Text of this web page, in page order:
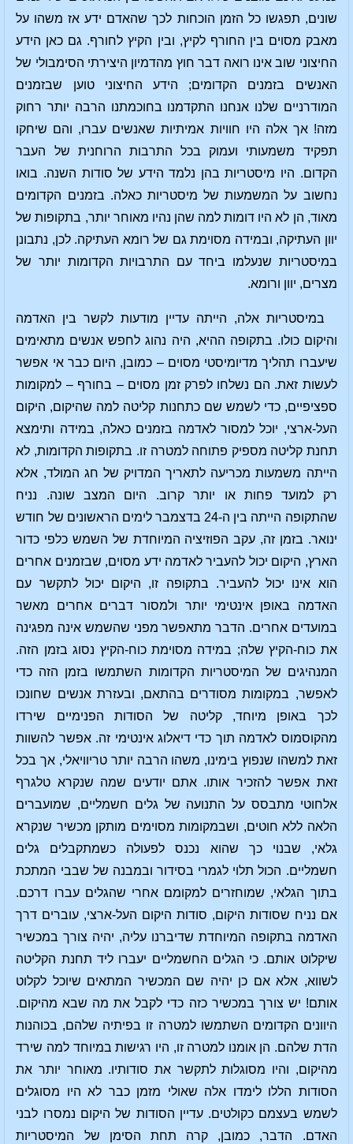
שונים, תפגשו כל הזמן הוכחות לכך שהאדם ידע אז משהו על
מאבק מסוים בין החורף לקיץ, ובין הקיץ לחורף. גם כאן הידע
החיצוני שוב אינו רואה דבר חוץ מהדמיון היצירתי הסימבולי של
האנשים בזמנים הקדומים; הידע החיצוני טוען שבזמנים
המודרניים שלנו אנחנו התקדמנו בחוכמתנו הרבה יותר רחוק
מזה! אך אלה היו חוויות אמיתיות שאנשים עברו, והם שיחקו
תפקיד משמעותי ועמוק בכל התרבות הרוחנית של העבר
הקדום. היו מיסטריות בהן נלמד הידע של סודות השנה. בואו
נחשוב על המשמעות של מיסטריות כאלה. בזמנים הקדומים
מאוד, הן לא היו דומות למה שהן נהיו מאוחר יותר, בתקופות של
יוון העתיקה, ובמידה מסוימת גם של רומא העתיקה. לכן, נתבונן
במיסטריות שנעלמו ביחד עם התרבויות הקדומות יותר של
מצרים, יוון ורומא.
במיסטריות אלה, הייתה עדיין מודעות לקשר בין האדמה
והיקום כולו. בתקופה ההיא, היה נהוג לחפש אנשים מתאימים
שיעברו תהליך מדיומיסטי מסוים – כמובן, היום כבר אי אפשר
לעשות זאת. הם נשלחו לפרק זמן מסוים – בחורף – למקומות
ספציפיים, כדי לשמש שם כתחנות קליטה למה שהיקום, היקום
העל-ארצי, יוכל למסור לאדמה בזמנים כאלה, במידה ותימצא
תחנת קליטה מספיק פתוחה למטרה זו. בתקופות הקדומות, לא
הייתה משמעות מכריעה לתאריך המדויק של חג המולד, אלא
רק למועד פחות או יותר קרוב. היום המצב שונה. נניח
שהתקופה הייתה בין ה-24 בדצמבר לימים הראשונים של חודש
ינואר. בזמן זה, עקב הפוזיציה המיוחדת של השמש כלפי כדור
הארץ, היקום יכול להעביר לאדמה ידע מסוים, שבזמנים אחרים
הוא אינו יכול להעביר. בתקופה זו, היקום יכול לתקשר עם
האדמה באופן אינטימי יותר ולמסור דברים אחרים מאשר
במועדים אחרים. הדבר מתאפשר מפני שהשמש אינה מפגינה
את כוח-הקיץ שלה; במידה מסוימת כוח-הקיץ נסוג בזמן הזה.
המנהיגים של המיסטריות הקדומות השתמשו בזמן הזה כדי
לאפשר, במקומות מסודרים בהתאם, ובעזרת אנשים שחונכו
לכך באופן מיוחד, קליטה של הסודות הפנימיים שירדו
מהקוסמוס לאדמה תוך כדי דיאלוג אינטימי זה. אפשר להשוות
זאת למשהו שנפוץ בימינו, משהו הרבה יותר טריוויאלי, אך בכל
זאת אפשר להזכיר אותו. אתם יודעים שמה שנקרא טלגרף
אלחוטי מתבסס על התנועה של גלים חשמליים, שמועברים
הלאה ללא חוטים, ושבמקומות מסוימים מותקן מכשיר שנקרא
גלאי, שבנוי כך שהוא נכנס לפעולה כשמתקבלים גלים
חשמליים. הכול תלוי לגמרי בסידור ובמבנה של שבבי המתכת
בתוך הגלאי, שמוחזרים למקומם אחרי שהגלים עברו דרכם.
אם נניח שסודות היקום, סודות היקום העל-ארצי, עוברים דרך
האדמה בתקופה המיוחדת שדיברנו עליה, יהיה צורך במכשיר
שיקלוט אותם. כי הגלים החשמליים יעברו ליד תחנת הקליטה
לשווא, אלא אם כן יהיה שם המכשיר המתאים שיוכל לקלוט
אותם! יש צורך במכשיר כזה כדי לקבל את מה שבא מהיקום.
היוונים הקדומים השתמשו למטרה זו בפיתיה שלהם, בכוהנות
הדת שלהם. הן אומנו למטרה זו, היו רגישות במיוחד למה שירד
מהיקום, והיו מסוגלות לתקשר את סודותיו. מאוחר יותר את
הסודות הללו לימדו אלה שאולי מזמן כבר לא היו מסוגלים
לשמש בעצמם כקולטים. עדיין הסודות של היקום נמסרו לבני
האדם. הדבר, כמובן, קרה תחת הסימן של המיסטריות